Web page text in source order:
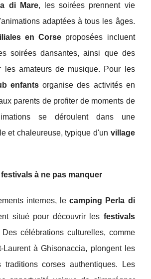
di Mare, les soirées prennent vie
adaptées à tous les âges.
en Corse proposées incluent
soirées dansantes, ainsi que des
les amateurs de musique. Pour les
enfants organise des activités en
parents de profiter de moments de
se déroulent dans une
et chaleureuse, typique d'un village
à ne pas manquer
internes, lecamping Perla di
situé pour découvrir les festivals
Des célébrations culturelles, comme
Laurent à Ghisonaccia, plongent les
traditions corses authentiques. Les